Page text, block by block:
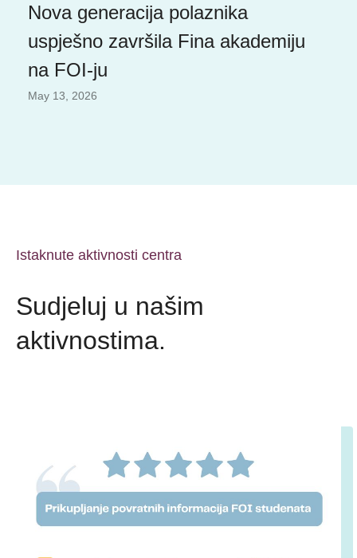
Nova generacija polaznika
uspješno završila Fina akademiju
na FOI-ju
May 13, 2026
Istaknute aktivnosti centra
Sudjeluj u našim
aktivnostima.